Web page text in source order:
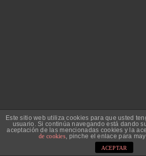
oscarVIFER © 2020 Política de
Este sitio web utiliza cookies para que usted
usuario. Si continúa navegando está dando
aceptación de las mencionadas cookies y la
de cookies, pinche el enlace para
ACEPTAR